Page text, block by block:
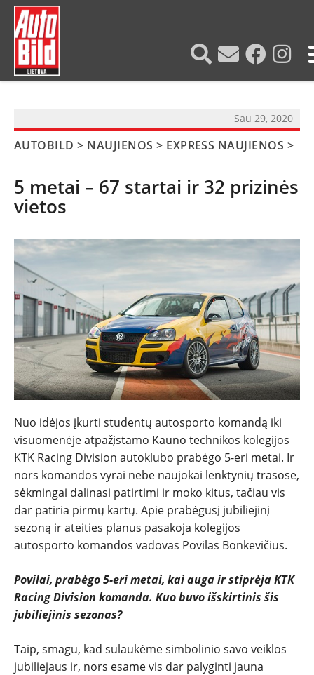
NAUJIENOS
TESTAI
Sau 29, 2020
AUTOBILD > NAUJIENOS > EXPRESS NAUJIENOS >
5 metai – 67 startai ir 32 prizinės
vietos
Nuo idėjos įkurti studentų autosporto komandą iki
visuomenėje atpažįstamo Kauno technikos kolegijos
KTK Racing Division autoklubo prabėgo 5-eri metai. Ir
nors komandos vyrai nebe naujokai lenktynių trasose,
sėkmingai dalinasi patirtimi ir moko kitus, tačiau vis
dar patiria pirmų kartų. Apie prabėgusį jubiliejinį
sezoną ir ateities planus pasakoja kolegijos
autosporto komandos vadovas Povilas Bonkevičius.
Povilai, prabėgo 5-eri metai, kai auga ir stiprėja KTK
Racing Division komanda. Kuo buvo išskirtinis šis
jubiliejinis sezonas?
Taip, smagu, kad sulaukėme simbolinio savo veiklos
jubiliejaus ir, nors esame vis dar palyginti jauna